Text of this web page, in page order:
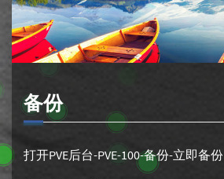
备份
打开PVE后台-PVE-100-备份-立即备份